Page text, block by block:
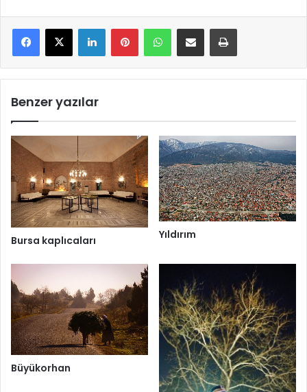
Benzer yazılar
Bursa kaplıcaları Yıldırım
Büyükorhan